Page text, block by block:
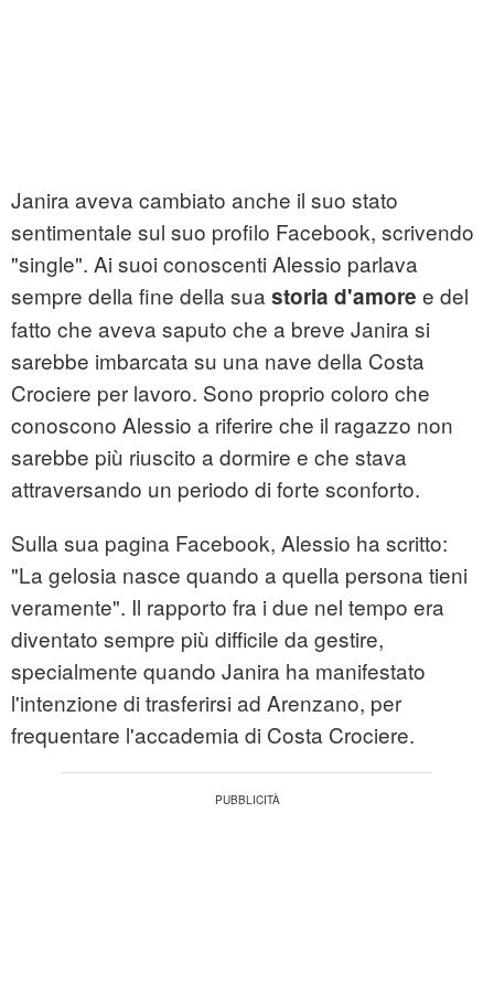
Janira aveva cambiato anche il suo stato
sentimentale sul suo profilo Facebook, scrivendo
"single". Ai suoi conoscenti Alessio parlava
sempre della fine della sua storia d'amore e del
fatto che aveva saputo che a breve Janira si
sarebbe imbarcata su una nave della Costa
Crociere per lavoro. Sono proprio coloro che
conoscono Alessio a riferire che il ragazzo non
sarebbe più riuscito a dormire e che stava
attraversando un periodo di forte sconforto.
Sulla sua pagina Facebook, Alessio ha scritto:
"La gelosia nasce quando a quella persona tieni
veramente". Il rapporto fra i due nel tempo era
diventato sempre più difficile da gestire,
specialmente quando Janira ha manifestato
l'intenzione di trasferirsi ad Arenzano, per
frequentare l'accademia di Costa Crociere.